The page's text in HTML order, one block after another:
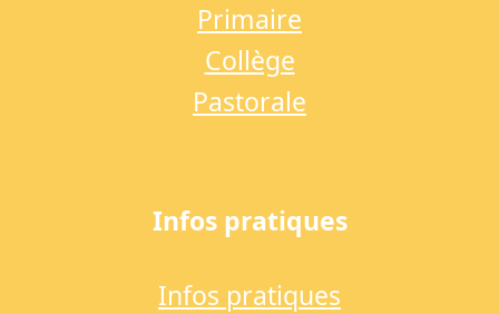
Primaire
Collège
Pastorale
Infos pratiques
Infos pratiques